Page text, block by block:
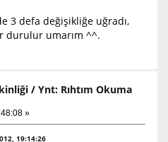
3 defa değişikliğe uğradı,
durulur umarım ^^.
/Ynt: Rıhtım Okuma
»
19:14:26